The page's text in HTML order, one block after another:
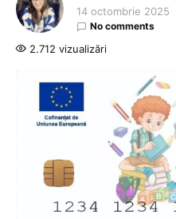
14 octombrie 2025
No comments
2.712 vizualizări